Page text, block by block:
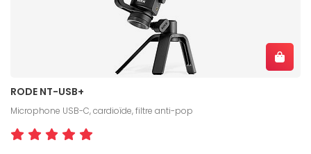
RODE NT-USB+
Microphone USB-C, cardioïde, filtre anti-pop